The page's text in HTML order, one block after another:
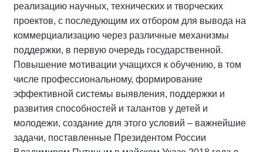
реализацию научных, технических и творческих
проектов, с последующим их отбором для вывода на
коммерциализацию через различные механизмы
поддержки, в первую очередь государственной.
Повышение мотивации учащихся к обучению, в том
числе профессиональному, формирование
эффективной системы выявления, поддержки и
развития способностей и талантов у детей и
молодежи, создание для этого условий – важнейшие
задачи, поставленные Президентом России